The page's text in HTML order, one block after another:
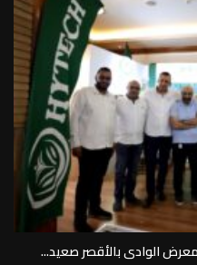
الوادى بالأقصر صعيد...